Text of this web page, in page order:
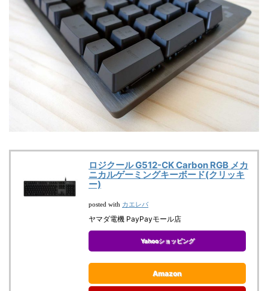
ロジクール G512-CK Carbon RGB メカ
ニカルゲーミングキーボード(クリッキ
ー)
posted with カエレバ
ヤマダ電機 PayPayモール店
Yahooショッピング
Amazon